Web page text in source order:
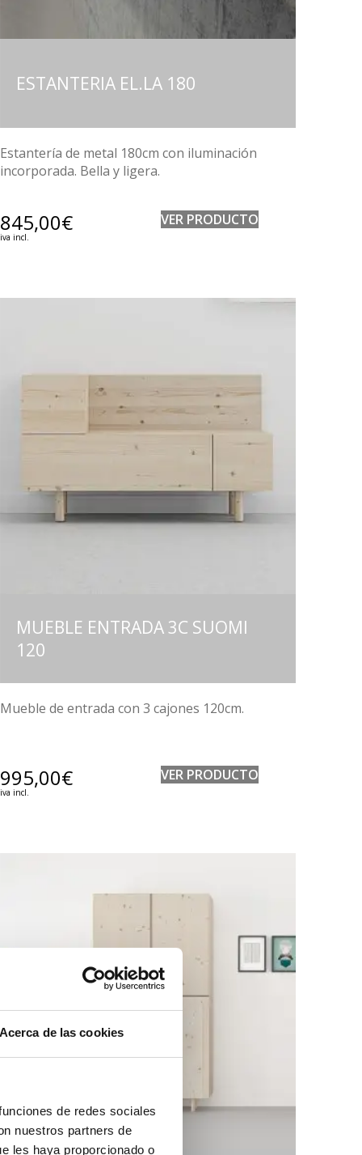
Acerca de las cookies
de redes sociales
nuestros partners de
les haya proporcionado o
ESTANTERIA EL.LA 180
Estantería de metal 180cm con iluminación
incorporada. Bella y ligera.
845,00€
iva incl.
VER PRODUCTO
MUEBLE ENTRADA 3C SUOMI
120
Mueble de entrada con 3 cajones 120cm.
995,00€
iva incl.
VER PRODUCTO